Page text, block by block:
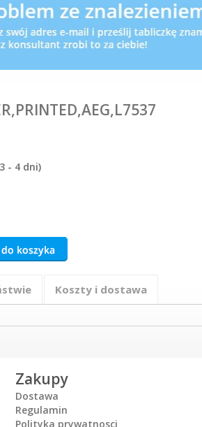
- 4 dni)
Koszty i dostawa
Zakupy
Dostawa
Regulamin
Polityka prywatnosci